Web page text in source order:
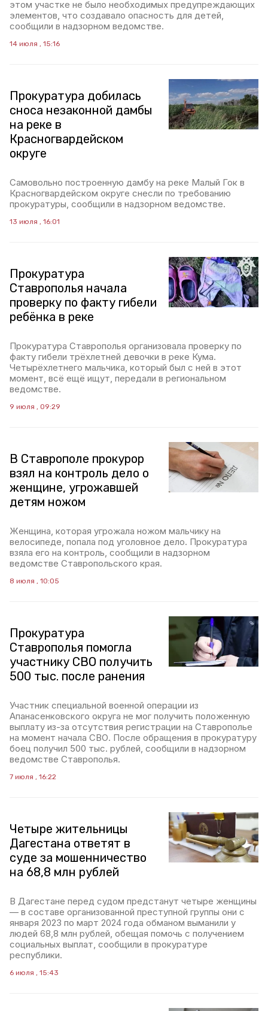
этом участке не было необходимых предупреждающих
элементов, что создавало опасность для детей,
сообщили в надзорном ведомстве.
14 июля , 15:16
Прокуратура добилась
сноса незаконной дамбы
на реке в
Красногвардейском
округе
Самовольно построенную дамбу на реке Малый Гок в
Красногвардейском округе снесли по требованию
прокуратуры, сообщили в надзорном ведомстве.
13 июля , 16:01
Прокуратура
Ставрополья начала
проверку по факту гибели
ребёнка в реке
Прокуратура Ставрополья организовала проверку по
факту гибели трёхлетней девочки в реке Кума.
Четырёхлетнего мальчика, который был с ней в этот
момент, всё ещё ищут, передали в региональном
ведомстве.
9 июля , 09:29
В Ставрополе прокурор
взял на контроль дело о
женщине, угрожавшей
детям ножом
Женщина, которая угрожала ножом мальчику на
велосипеде, попала под уголовное дело. Прокуратура
взяла его на контроль, сообщили в надзорном
ведомстве Ставропольского края.
8 июля , 10:05
Прокуратура
Ставрополья помогла
участнику СВО получить
500 тыс. после ранения
Участник специальной военной операции из
Апанасенковского округа не мог получить положенную
выплату из-за отсутствия регистрации на Ставрополье
на момент начала СВО. После обращения в прокуратуру
боец получил 500 тыс. рублей, сообщили в надзорном
ведомстве Ставрополья.
7 июля , 16:22
Четыре жительницы
Дагестана ответят в
суде за мошенничество
на 68,8 млн рублей
В Дагестане перед судом предстанут четыре женщины
— в составе организованной преступной группы они с
января 2023 по март 2024 года обманом выманили у
людей 68,8 млн рублей, обещая помочь с получением
социальных выплат, сообщили в прокуратуре
республики.
6 июля , 15:43